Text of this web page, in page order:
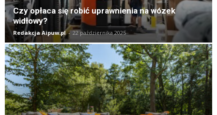
Czy opłaca się robić uprawnienia na wózek
widłowy?
Redakcja Aipuw.pl - 22 października 2025